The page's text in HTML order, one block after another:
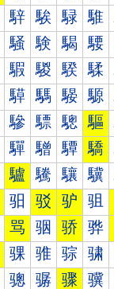
騂 騃 騄 騅
騒 験 騔 騕
騢 騣 騤 騥
騲 騳 騴 騵
驂 驃 驄 驅
驒 驓 驔 驕
驢 驣 驤 驥
驲 驳 驴 驵
骂 骃 骄 骅
骒 骓 骔 骕
骢 骣 骤 骥